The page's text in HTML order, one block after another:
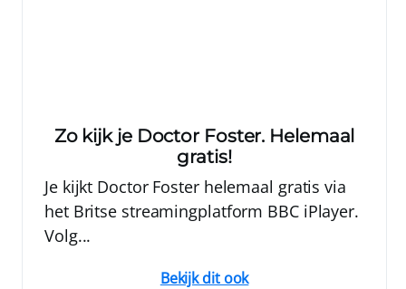
Zo kijk je Doctor Foster. Helemaal
gratis!
Je kijkt Doctor Foster helemaal gratis via
het Britse streamingplatform BBC iPlayer.
Volg...
Bekijk dit ook